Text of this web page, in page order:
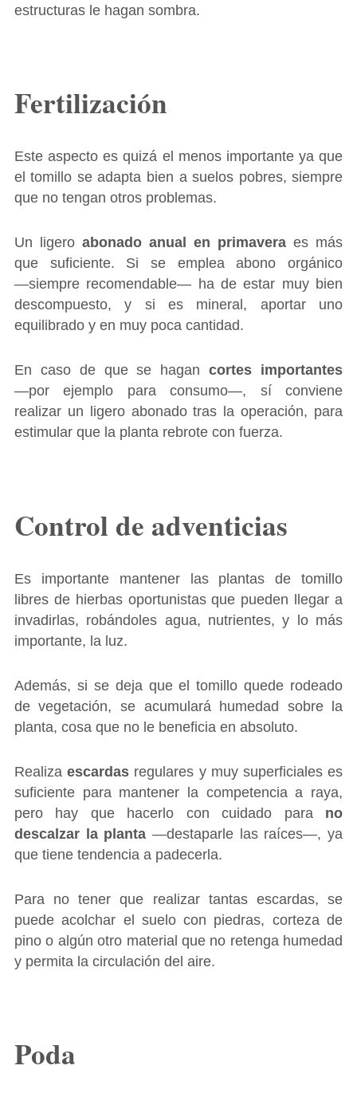
estructuras le hagan sombra.
Fertilización
Este aspecto es quizá el menos importante ya que
el tomillo se adapta bien a suelos pobres, siempre
que no tengan otros problemas.
Un ligero abonado anual en primavera es más
que suficiente. Si se emplea abono orgánico
―siempre recomendable― ha de estar muy bien
descompuesto, y si es mineral, aportar uno
equilibrado y en muy poca cantidad.
En caso de que se hagancortes importantes
―por ejemplo para consumo―, sí conviene
realizar un ligero abonado tras la operación, para
estimular que la planta rebrote con fuerza.
Control de adventicias
Es importante mantener las plantas de tomillo
libres de hierbas oportunistas que pueden llegar a
invadirlas, robándoles agua, nutrientes, y lo más
importante, la luz.
Además, si se deja que el tomillo quede rodeado
de vegetación, se acumulará humedad sobre la
planta, cosa que no le beneficia en absoluto.
Realizaescardas regulares y muy superficiales es
suficiente para mantener la competencia a raya,
pero hay que hacerlo con cuidado para no
descalzar la planta ―destaparle las raíces―, ya
que tiene tendencia a padecerla.
Para no tener que realizar tantas escardas, se
puede acolchar el suelo con piedras, corteza de
pino o algún otro material que no retenga humedad
y permita la circulación del aire.
Poda